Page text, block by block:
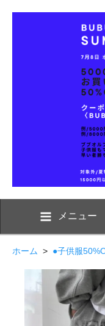
メニュー
ホーム > ●子供服